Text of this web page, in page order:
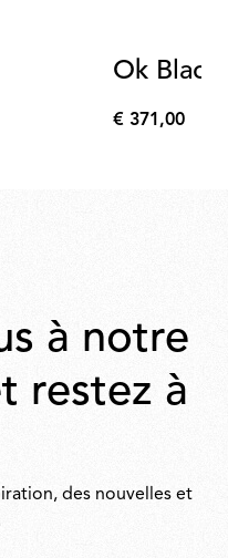
Ok Black
€
€ 371,00
à notre
restez à
des nouvelles et